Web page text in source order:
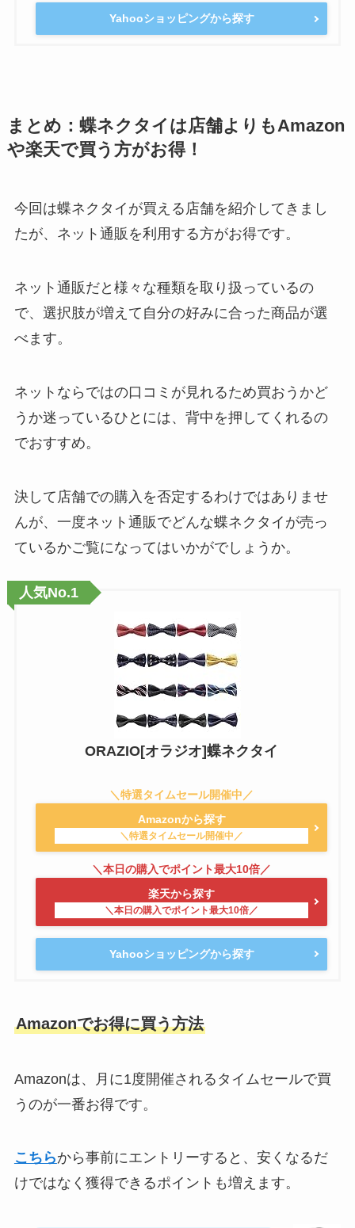
Yahooショッピングから探す
まとめ：蝶ネクタイは店舗よりもAmazon
や楽天で買う方がお得！
今回は蝶ネクタイが買える店舗を紹介してきまし
たが、ネット通販を利用する方がお得です。
ネット通販だと様々な種類を取り扱っているの
で、選択肢が増えて自分の好みに合った商品が選
べます。
ネットならではの口コミが見れるため買おうかど
うか迷っているひとには、背中を押してくれるの
でおすすめ。
決して店舗での購入を否定するわけではありませ
んが、一度ネット通販でどんな蝶ネクタイが売っ
ているかご覧になってはいかがでしょうか。
ORAZIO[オラジオ]蝶ネクタイ
Amazonから探す
楽天から探す
Yahooショッピングから探す
人気No.1
Amazonでお得に買う方法
Amazonは、月に1度開催されるタイムセールで買
うのが一番お得です。
こちらから事前にエントリーすると、安くなるだ
けではなく獲得できるポイントも増えます。